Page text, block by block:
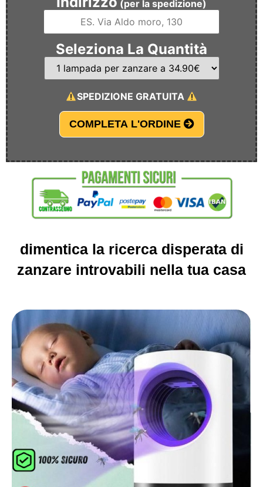
(per la spedizione)
Seleziona La Quantità
SPEDIZIONE GRATUITA
COMPLETA L'ORDINE
dimentica la ricerca disperata di
zanzare introvabili nella tua casa